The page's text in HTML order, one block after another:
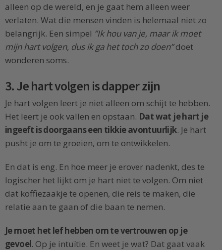
alleen op de wereld, en je gaat hem alleen weer
verlaten. Wat die mensen vinden is helemaal niet zo
belangrijk. Een simpel ”Ik hou van je, maar ik moet
mijn hart volgen, dus ik ga het toch zo doen”doet
wonderen soms.
3. Je hart volgen is dapper zijn
Je hart volgen leert je niet alleen om schijt te hebben.
Het leert je ook vallen en opstaan. Dat wat je hart je
ingeeft is doorgaans een tikkie avontuurlijk. Je hart
pusht je om te groeien, om te ontwikkelen.
En dat is eng. En hoe meer je erover nadenkt, des te
logischer het lijkt om je hart niet te volgen. Om niet
dat koffiezaakje te openen, die reis te maken, die
relatie aan te gaan of die baan te nemen.
Je moet het lef hebben om te vertrouwen op je
gevoel. Op je intuïtie. En weet je wat? Dat gaat vaak